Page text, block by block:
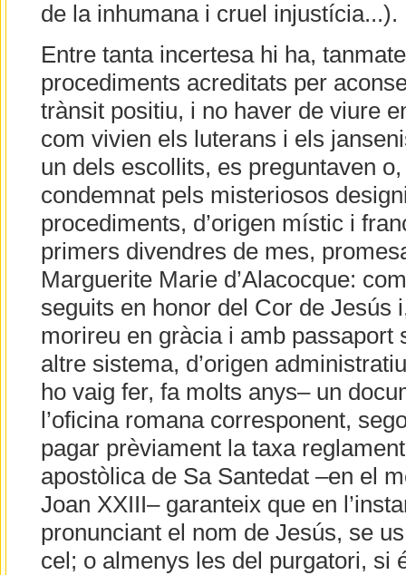
de la inhumana i cruel injustícia...).
Entre tanta incertesa hi ha,
procediments acreditats per
trànsit positiu, i no haver de viure
com vivien els luterans i els
un dels escollits, es preguntaven
condemnat pels misteriosos
procediments, d’origen místic i
primers divendres de mes,
Marguerite Marie d’Alacocque:
seguits en honor del Cor de Jesús
morireu en gràcia i amb passaport
altre sistema, d’origen
ho vaig fer, fa molts anys– un
l’oficina romana corresponent,
pagar prèviament la taxa
apostòlica de Sa Santedat –en el
Joan XXIII– garanteix que en
pronunciant el nom de Jesús, se
cel; o almenys les del purgatori, si